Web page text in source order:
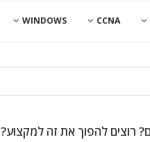
CCNA
WINDOWS
רוצים להפוך את זה למקצוע?